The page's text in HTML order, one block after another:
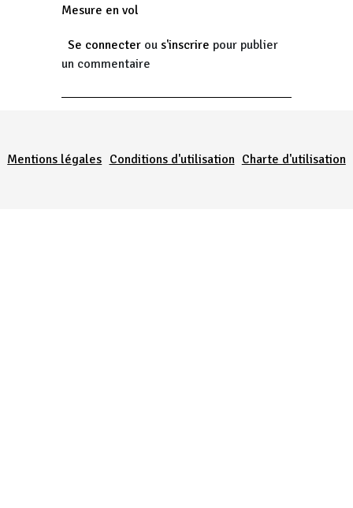
Mesure en vol
Se connecter ou s'inscrire pour publier
un commentaire
Mentions légales Conditions d'utilisation Charte d'utilisation